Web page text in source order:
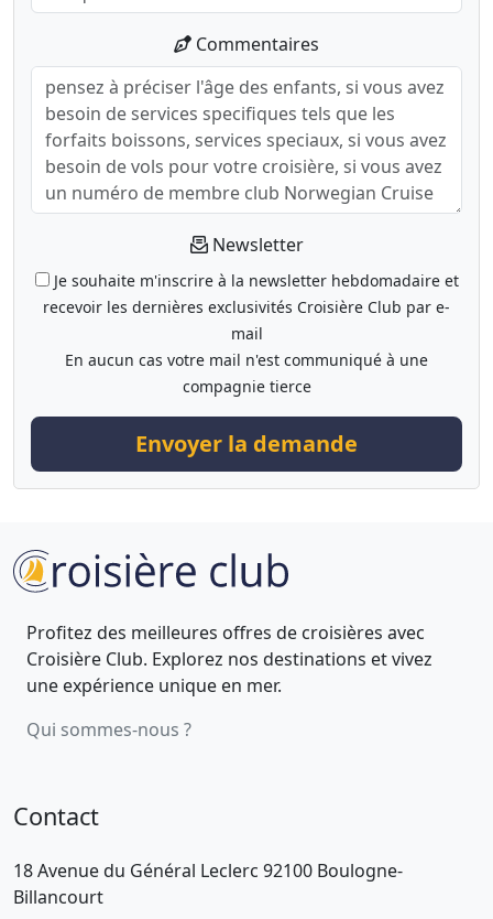
Commentaires
Newsletter
Je souhaite m'inscrire à la newsletter hebdomadaire et
recevoir les dernières exclusivités Croisière Club par e-
mail
En aucun cas votre mail n'est communiqué à une
compagnie tierce
Envoyer la demande
Profitez des meilleures offres de croisières avec
Croisière Club. Explorez nos destinations et vivez
une expérience unique en mer.
Qui sommes-nous ?
Contact
18 Avenue du Général Leclerc 92100 Boulogne-
Billancourt